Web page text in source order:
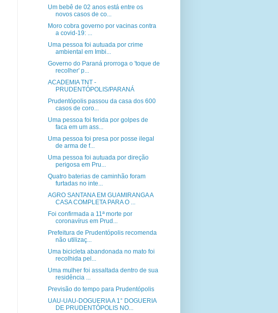
Um bebê de 02 anos está entre os
novos casos de co...
Moro cobra governo por vacinas contra
a covid-19: ...
Uma pessoa foi autuada por crime
ambiental em Imbi...
Governo do Paraná prorroga o 'toque de
recolher' p...
ACADEMIA TNT -
PRUDENTÓPOLIS/PARANÁ
Prudentópolis passou da casa dos 600
casos de coro...
Uma pessoa foi ferida por golpes de
faca em um ass...
Uma pessoa foi presa por posse ilegal
de arma de f...
Uma pessoa foi autuada por direção
perigosa em Pru...
Quatro baterias de caminhão foram
furtadas no inte...
AGRO SANTANA EM GUAMIRANGA A
CASA COMPLETA PARA O ...
Foi confirmada a 11ª morte por
coronavírus em Prud...
Prefeitura de Prudentópolis recomenda
não utilizaç...
Uma bicicleta abandonada no mato foi
recolhida pel...
Uma mulher foi assaltada dentro de sua
residência ...
Previsão do tempo para Prudentópolis
UAU-UAU-DOGUERIA A 1° DOGUERIA
DE PRUDENTÓPOLIS NO...